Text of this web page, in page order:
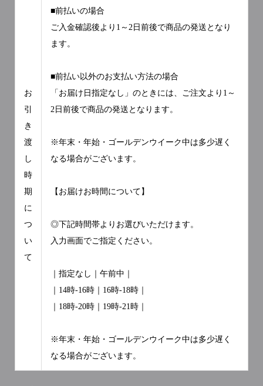
お
引
き
渡
し
時
期
に
つ
い
て
■前払いの場合
ご入金確認後より1～2日前後で商品の発送となり
ます。
■前払い以外のお支払い方法の場合
「お届け日指定なし」のときには、ご注文より1～
2日前後で商品の発送となります。
※年末・年始・ゴールデンウイーク中は多少遅く
なる場合がございます。
【お届けお時間について】
◎下記時間帯よりお選びいただけます。
入力画面でご指定ください。
｜指定なし｜午前中｜
｜14時-16時｜16時-18時｜
｜18時-20時｜19時-21時｜
※年末・年始・ゴールデンウイーク中は多少遅く
なる場合がございます。